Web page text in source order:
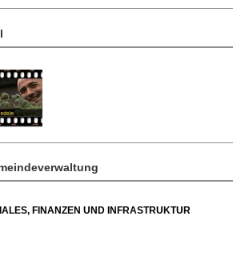
FINANZEN UND INFRASTRUKTUR